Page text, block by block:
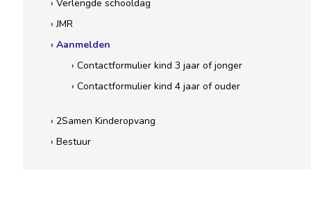
› Verlengde schooldag
› JMR
› Aanmelden
› Contactformulier kind 3 jaar of jonger
› Contactformulier kind 4 jaar of ouder
› 2Samen Kinderopvang
› Bestuur